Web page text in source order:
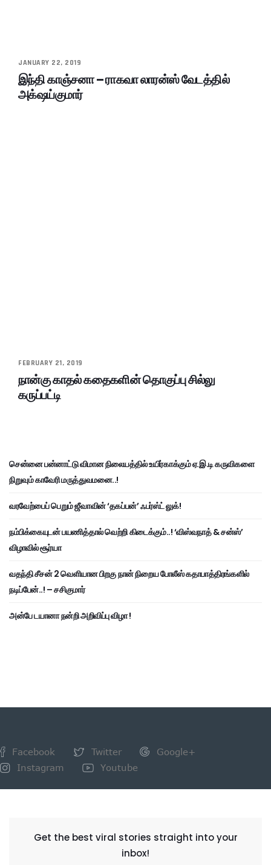
JANUARY 22, 2019
இந்தி காஞ்சனா – ராகவா லாரன்ஸ் வேடத்தில்
அக்‌ஷய்குமார்
FEBRUARY 21, 2019
நான்கு காதல் கதைகளின் தொகுப்பு சில்லு
கருப்பட்டி
சென்னை பன்னாட்டு விமான நிலையத்தில் உயிர்காக்கும் ஏ.இ.டி கருவிகளை
நிறுவும் காவேரி மருத்துவமனை..!
வரவேற்பைப் பெறும் ஜீவாவின் ‘தகப்பன்’ ஃபர்ஸ்ட் லுக்!
நம்பிக்கையுடன் பயணித்தால் வெற்றி கிடைக்கும்..! ‘விஸ்வநாத் & சன்ஸ்’
விழாவில் சூர்யா
வதந்தி சீசன் 2 வெளியான பிறகு நான் நிறைய போலீஸ் கதாபாத்திரங்களில்
நடிப்பேன்..! – சசிகுமார்
அன்பே டயானா நன்றி அறிவிப்பு விழா !
Facebook Twitter
Google+
Instagram
Youtube
Get the best viral stories straight into your
inbox!